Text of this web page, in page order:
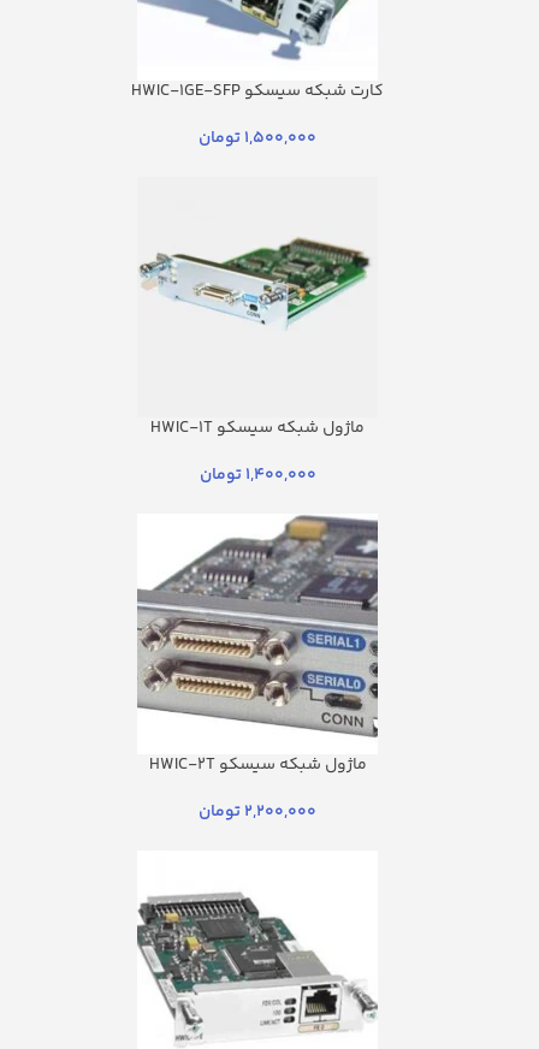
کارت شبکه سیسکو HWIC-1GE-SFP
1,500,000تومان
ماژول شبکه سیسکو HWIC-1T
1,400,000 تومان
ماژول شبکه سیسکو HWIC-2T
2,200,000تومان